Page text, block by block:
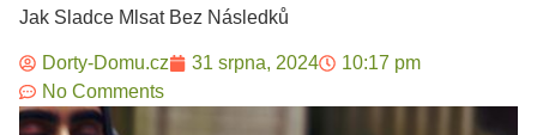
Jak Sladce Mlsat Bez Následků​
Dorty-Domu.cz 31 srpna, 2024
10:17 pm
No Comments